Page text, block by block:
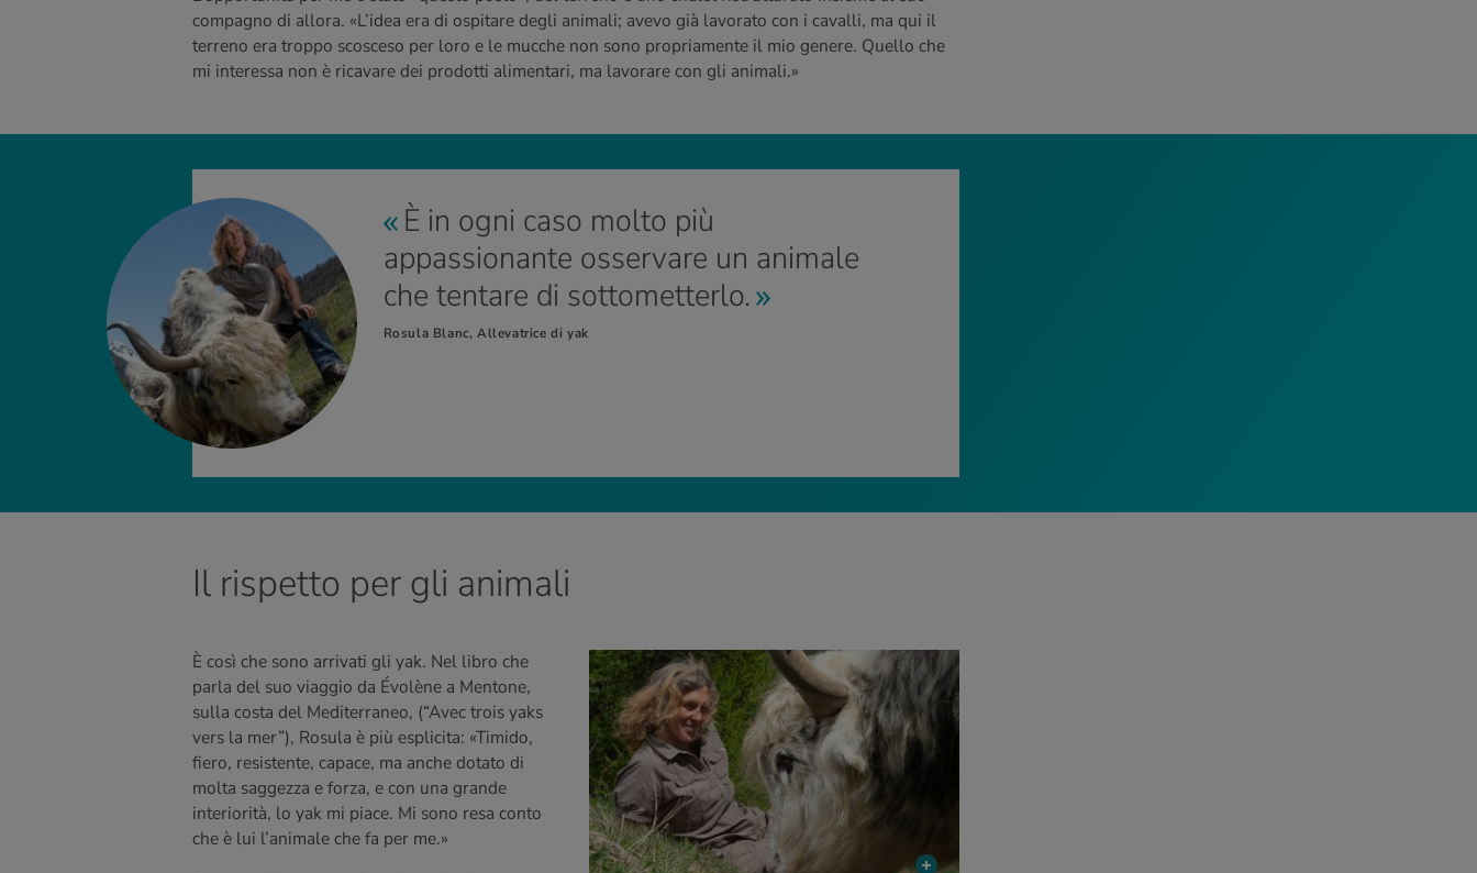
compagno di allora. «L’idea era di ospitare degli animali; avevo già lavorato con i cavalli, ma qui il
terreno era troppo scosceso per loro e le mucche non sono propriamente il mio genere. Quello che
mi interessa non è ricavare dei prodotti alimentari, ma lavorare con gli animali.»
È in ogni caso molto più
appassionante osservare un animale
che tentare di sottometterlo.
Rosula Blanc, Allevatrice di yak
Il rispetto per gli animali
È così che sono arrivati gli yak. Nel libro che
parla del suo viaggio da Évolène a Mentone,
sulla costa del Mediterraneo, (“Avec trois yaks
vers la mer”), Rosula è più esplicita: «Timido,
fiero, resistente, capace, ma anche dotato di
molta saggezza e forza, e con una grande
interiorità, lo yak mi piace. Mi sono resa conto
che è lui l’animale che fa per me.»